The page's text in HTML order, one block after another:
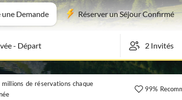
une Demande Réserver un Séjour Confirmé
-Départ
de réservations chaque
99%